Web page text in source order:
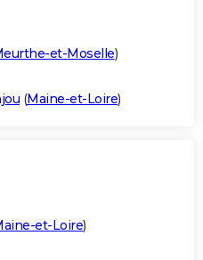
et-Moselle)
(Maine-et-Loire)
et-Loire)